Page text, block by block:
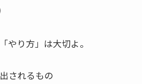
り方」は大切よ。
されるもの